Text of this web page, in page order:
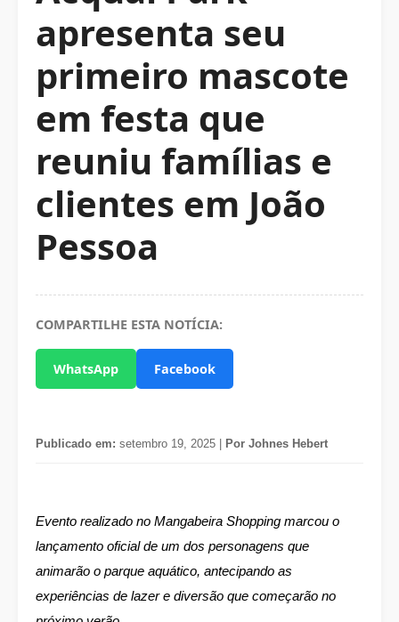
apresenta seu
primeiro mascote
em festa que
reuniu famílias e
clientes em João
Pessoa
COMPARTILHE ESTA NOTÍCIA:
WhatsApp Facebook
Publicado em: setembro 19, 2025 | Por Johnes Hebert
Evento realizado no Mangabeira Shopping marcou o
lançamento oficial de um dos personagens que
animarão o parque aquático, antecipando as
experiências de lazer e diversão que começarão no